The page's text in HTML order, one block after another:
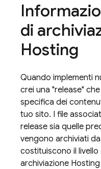
di
Hosting
Quando implementi
crei una "release"
specifica dei
tuo sito. I file
release sia quelle
vengono archiviati
costituiscono il
archiviazione Hosting